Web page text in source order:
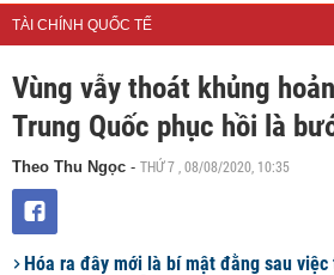
TÀI CHÍNH QUỐC TẾ
Vùng vẫy thoát khủng
Trung Quốc phục hồi là
Theo Thu Ngọc - THỨ 7 , 08/08/2020, 10:35
Hóa ra đây mới là bí mật đằng sau